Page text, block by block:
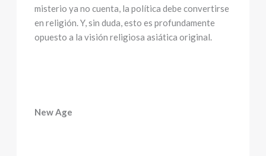
misterio ya no cuenta, la política debe convertirse
en religión. Y, sin duda, esto es profundamente
opuesto a la visión religiosa asiática original.
New Age